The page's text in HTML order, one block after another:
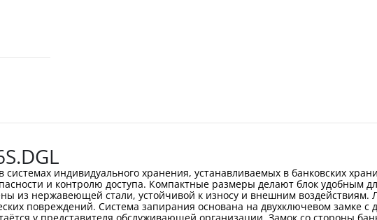
индивидуального хранения, устанавливаемых в банковских
и контролю доступа. Компактные размеры делают блок удобным
из нержавеющей стали, устойчивой к износу и внешним
повреждений. Система запирания основана на двухключевом замке с